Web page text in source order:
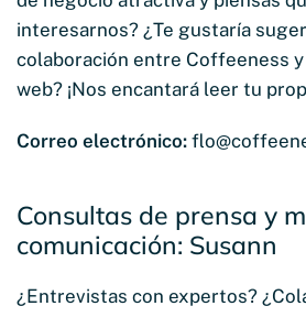
interesarnos? ¿Te gustaría
colaboración entre Coffeeness
web? ¡Nos encantará leer tu
Correo electrónico:
Consultas de prensa y
comunicación: Susann
¿Entrevistas con expertos?